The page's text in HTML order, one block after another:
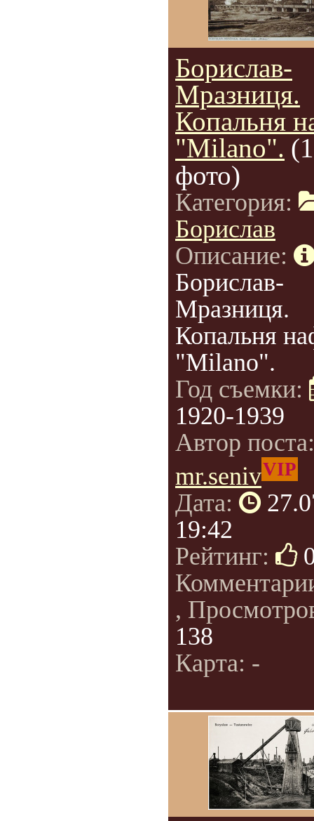
Борислав-
Мразниця.
Копальня
"Milano". (1
фото)
Категория:
Борислав
Описание:
Борислав-
Мразниця.
Копальня
"Milano".
Год съемки:
1920-1939
Автор
mr.senivVIP
Дата:
19:42
Рейтинг:
,
138
Карта: -